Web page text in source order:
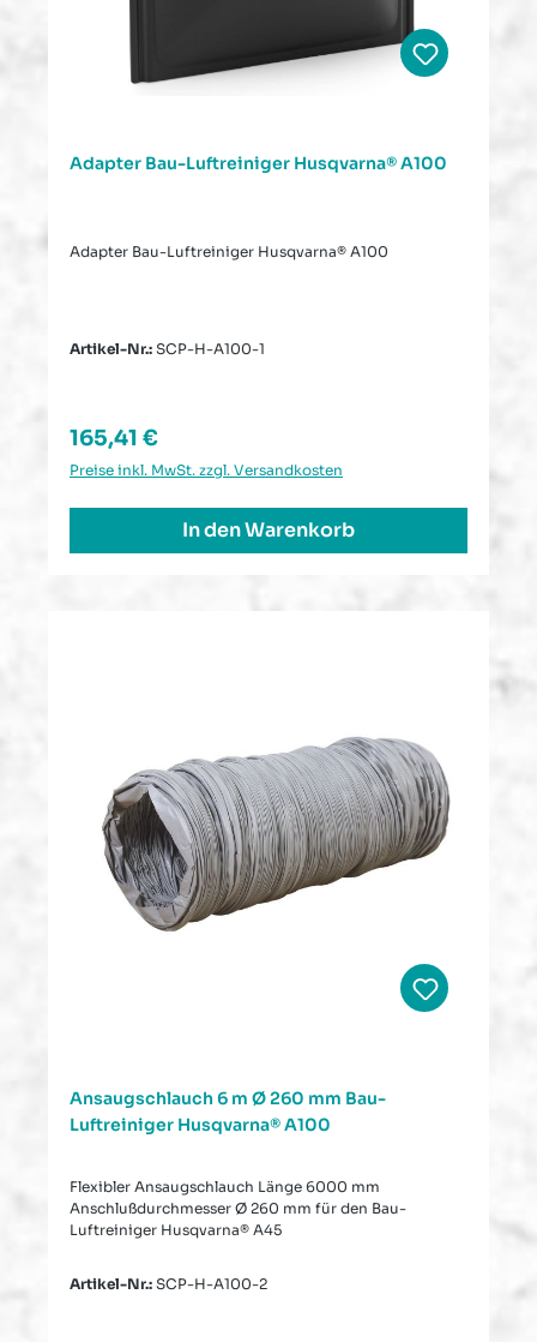
Adapter Bau-Luftreiniger Husqvarna® A100
Adapter Bau-Luftreiniger Husqvarna® A100
Artikel-Nr.: SCP-H-A100-1
Regulärer Preis:
165,41 €
Preise inkl. MwSt. zzgl. Versandkosten
In den Warenkorb
Ansaugschlauch 6 m Ø 260 mm Bau-
Luftreiniger Husqvarna® A100
Flexibler Ansaugschlauch Länge 6000 mm
Anschlußdurchmesser Ø 260 mm für den Bau-
Luftreiniger Husqvarna® A45
Artikel-Nr.: SCP-H-A100-2